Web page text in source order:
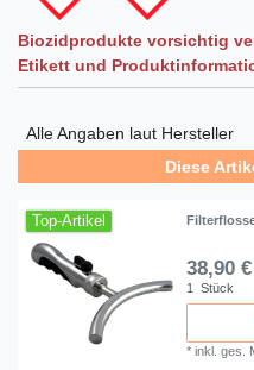
Biozidprodukte vorsichtig
Etikett und
Alle Angaben laut Hersteller
Diese
Top-Artikel
38,90
1 Stück
*inkl. ges.